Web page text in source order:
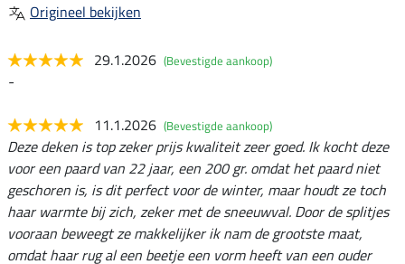
Origineel bekijken
29.1.2026 (Bevestigde aankoop)
-
11.1.2026 (Bevestigde aankoop)
Deze deken is top zeker prijs kwaliteit zeer goed. Ik kocht deze
voor een paard van 22 jaar, een 200 gr. omdat het paard niet
geschoren is, is dit perfect voor de winter, maar houdt ze toch
haar warmte bij zich, zeker met de sneeuwval. Door de splitjes
vooraan beweegt ze makkelijker ik nam de grootste maat,
omdat haar rug al een beetje een vorm heeft van een ouder